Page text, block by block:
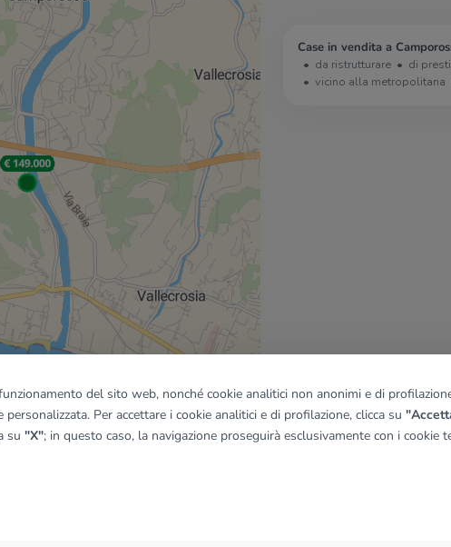
Case in vendita a
da ristrutturare
di
vicino alla metropolitana
del sito web, nonché cookie analitici non anonimi e di
Per accettare i cookie analitici e di profilazione, clicca su
su "X"; in questo caso, la navigazione proseguirà esclusivamente con i cookie